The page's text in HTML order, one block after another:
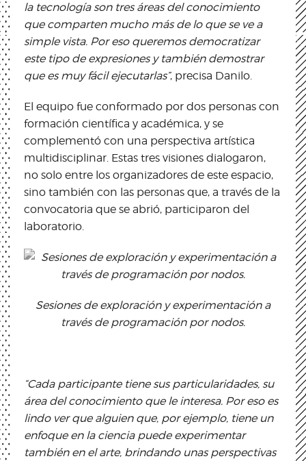
la tecnología son tres áreas del conocimiento
que comparten mucho más de lo que se ve a
simple vista. Por eso queremos democratizar
este tipo de expresiones y también demostrar
que es muy fácil ejecutarlas”, precisa Danilo.
El equipo fue conformado por dos personas con
formación científica y académica, y se
complementó con una perspectiva artística
multidisciplinar. Estas tres visiones dialogaron,
no solo entre los organizadores de este espacio,
sino también con las personas que, a través de la
convocatoria que se abrió, participaron del
laboratorio.
Sesiones de exploración y experimentación a
través de programación por nodos.
“Cada participante tiene sus particularidades, su
área del conocimiento que le interesa. Por eso es
lindo ver que alguien que, por ejemplo, tiene un
enfoque en la ciencia puede experimentar
también en el arte, brindando unas perspectivas